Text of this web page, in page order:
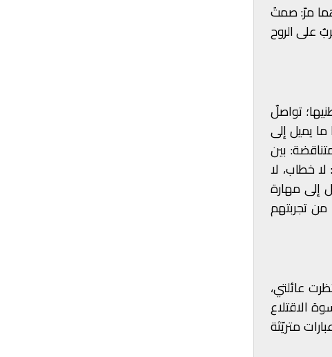
مرّ: صمتُ
على الروح
تواصلٌ
ما يميل إلى
بين
خطاب، لا
إلى مهارة
من تجربتهم
بدأت مجازًا، في 17 نيسان. يومها انتظرت عائلتي،
الاقتلاع
متريّثة